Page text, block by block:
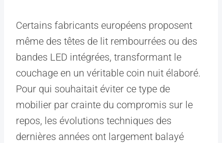
Certains fabricants européens proposent
même des têtes de lit rembourrées ou des
bandes LED intégrées, transformant le
couchage en un véritable coin nuit élaboré.
Pour qui souhaitait éviter ce type de
mobilier par crainte du compromis sur le
repos, les évolutions techniques des
dernières années ont largement balayé